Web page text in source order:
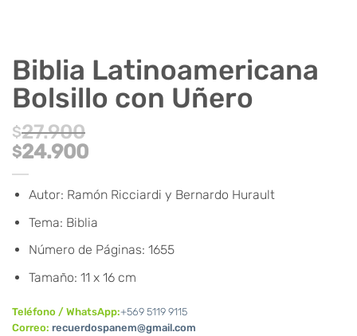
Biblia Latinoamericana
Bolsillo con Uñero
$27.900
El
precio
original
$27.900.
$24.900
El
precio
es:
$24.900.
Autor: Ramón Ricciardi y Bernardo Hurault
Tema: Biblia
Número de Páginas: 1655
Tamaño: 11 x 16 cm
Teléfono / WhatsApp:+569 5119 9115
Correo: recuerdospanem@gmail.com